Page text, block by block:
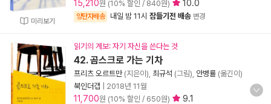
미리보기
15,210원 (10% 할인 / 840원) 10.0
양탄자배송 내일 밤 11시 잠들기전 배송 변경
읽기의 계보: 자기 자신을 쓴다는 것
42. 곰스크로 가는 기차
프리츠 오르트만(지은이), 최규석 (그림), 안병률 (옮긴이)
북인더갭
2018년 11월
11,700원 (10% 할인 / 650원) 9.1